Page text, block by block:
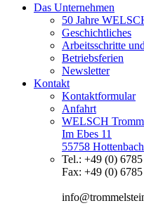
Das Unternehmen
50 Jahre
Geschichtliches
Arbeitsschritte
Betriebsferien
Newsletter
Kontakt
Kontaktformular
Anfahrt
WELSCH
Im Ebes 11
55758 Hottenbach
Tel.: +49 (0)
Fax: +49 (0)